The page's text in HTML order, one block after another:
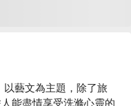
藝文為主題，除了旅
能盡情享受洗滌心靈的